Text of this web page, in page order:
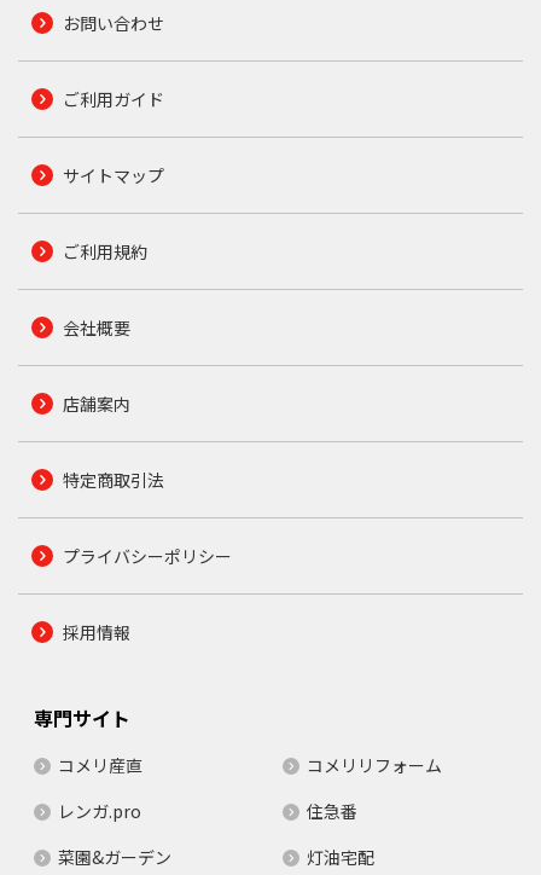
お問い合わせ
ご利用ガイド
サイトマップ
ご利用規約
会社概要
店舗案内
特定商取引法
プライバシーポリシー
採用情報
専門サイト
コメリ産直
コメリリフォーム
レンガ.pro
住急番
菜園&ガーデン
灯油宅配